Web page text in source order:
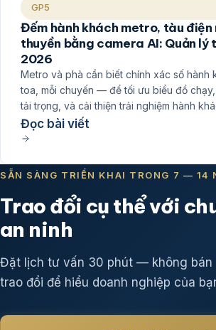
GP5
Đếm hành khách metro, tàu điện
thuyền bằng camera AI: Quản lý
2026
Metro và phà cần biết chính xác số hành
toa, mỗi chuyến — để tối ưu biểu đồ
tải trọng, và cải thiện trải nghiệm hành
Đọc bài viết
SẴN SÀNG TRIỂN KHAI TRONG 7 — 14
Trao đổi cụ thể với
an ninh
Đặt lịch tư vấn 30 phút — không bán
trao đổi để hiểu doanh nghiệp của